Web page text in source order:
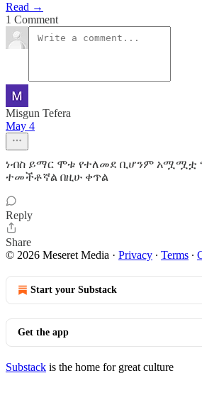
Read →
1 Comment
Misgun Tefera
May 4
ነብስ ይማር ሞቱ የተለመደ ቢሆንም አሟሟቷ
ተመችቶኛል በዚሁ ቀጥል
Reply
Share
© 2026 Meseret Media · Privacy ∙ Terms ∙
Start your Substack
Get the app
Substack is the home for great culture